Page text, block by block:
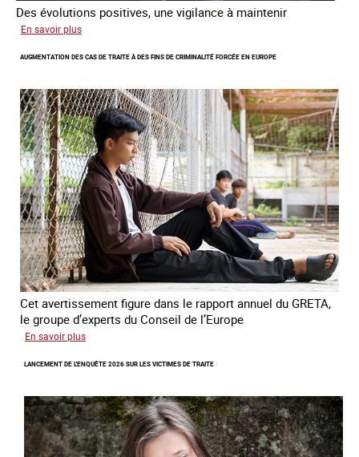
Des évolutions positives, une vigilance à maintenir
En savoir plus
nouveaux
du
combat
contre
l’esclavage
domestique
en
France
AUGMENTATION DES CAS DE TRAITE À DES FINS DE CRIMINALITÉ FORCÉE EN EUROPE
Cet avertissement figure dans le rapport annuel du GRETA,
le groupe d’experts du Conseil de l’Europe
En savoir plus
des
de
traite
à
des
LANCEMENT DE L'ENQUÊTE 2026 SUR LES VICTIMES DE TRAITE